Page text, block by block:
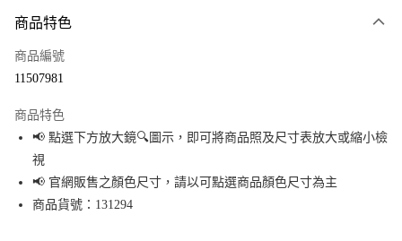
信用卡一次付款
Apple Pay
街口支付
悠遊付
商品特色
商品編號
11507981
商品特色
📢 點選下方放大鏡🔍圖示，即可將商品照及尺寸表放大或縮小檢
視
📢 官網販售之顏色尺寸，請以可點選商品顏色尺寸為主
商品貨號：131294